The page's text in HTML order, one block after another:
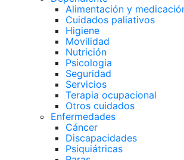
Alimentación y
Cuidados paliativos
Higiene
Movilidad
Nutrición
Psicologia
Seguridad
Servicios
Terapia ocupacional
Otros cuidados
Enfermedades
Cáncer
Discapacidades
Psiquiátricas